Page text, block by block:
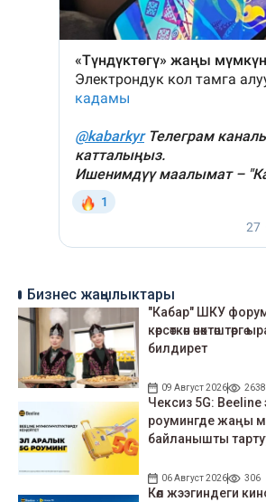
Бизнес жаңылыктары
"Кабар" ШКУ
көрсөткөн
билдирет
09 Август 2026 2638
Чексиз 5G:
роумингде жаңы
байланышты
06 Август 2026 306
Көл жээгиндеги